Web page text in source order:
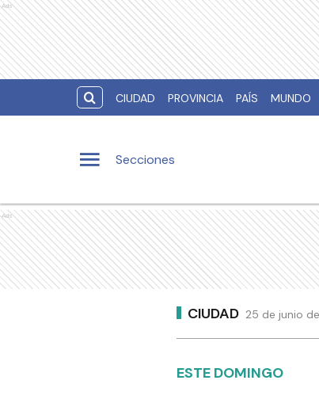
Ads
CIUDAD PROVINCIA PAÍS MUNDO
Secciones
Ads
CIUDAD 25 de junio
ESTE DOMINGO